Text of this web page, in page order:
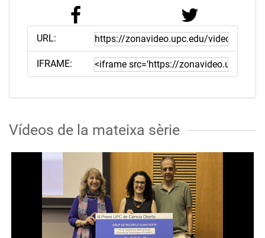
URL:
IFRAME:
Vídeos de la mateixa sèrie